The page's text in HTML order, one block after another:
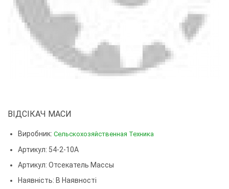
ВІДСІКАЧ МАСИ
Виробник: Сельскохозяйственная Техника
Артикул: 54-2-10А
Артикул: Отсекатель Массы
Наявність: В Наявності